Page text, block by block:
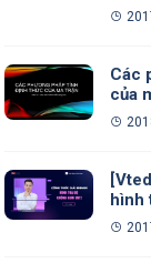
Các
của
hình